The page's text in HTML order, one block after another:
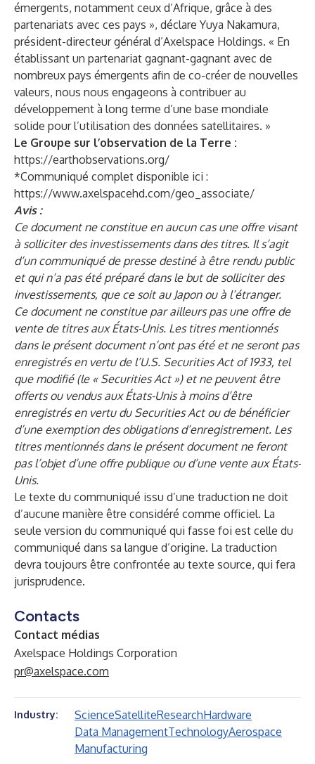
émergents, notamment ceux d’Afrique, grâce à des
partenariats avec ces pays », déclare Yuya Nakamura,
président-directeur général d’Axelspace Holdings. « En
établissant un partenariat gagnant-gagnant avec de
nombreux pays émergents afin de co-créer de nouvelles
valeurs, nous nous engageons à contribuer au
développement à long terme d’une base mondiale
solide pour l’utilisation des données satellitaires. »
Le Groupe sur l’observation de la Terre :
https://earthobservations.org/
*Communiqué complet disponible ici :
https://www.axelspacehd.com/geo_associate/
Avis :
Ce document ne constitue en aucun cas une offre visant
à solliciter des investissements dans des titres. Il s’agit
d’un communiqué de presse destiné à être rendu public
et qui n’a pas été préparé dans le but de solliciter des
investissements, que ce soit au Japon ou à l’étranger.
Ce document ne constitue par ailleurs pas une offre de
vente de titres aux États-Unis. Les titres mentionnés
dans le présent document n’ont pas été et ne seront pas
enregistrés en vertu de l’U.S. Securities Act of 1933, tel
que modifié (le « Securities Act ») et ne peuvent être
offerts ou vendus aux États-Unis à moins d’être
enregistrés en vertu du Securities Act ou de bénéficier
d’une exemption des obligations d’enregistrement. Les
titres mentionnés dans le présent document ne feront
pas l’objet d’une offre publique ou d’une vente aux États-
Unis.
Le texte du communiqué issu d’une traduction ne doit
d’aucune manière être considéré comme officiel. La
seule version du communiqué qui fasse foi est celle du
communiqué dans sa langue d’origine. La traduction
devra toujours être confrontée au texte source, qui fera
jurisprudence.
Contacts
Contact médias
Axelspace Holdings Corporation
pr@axelspace.com
Industry: ScienceSatelliteResearchHardware
Data ManagementTechnologyAerospace
Manufacturing